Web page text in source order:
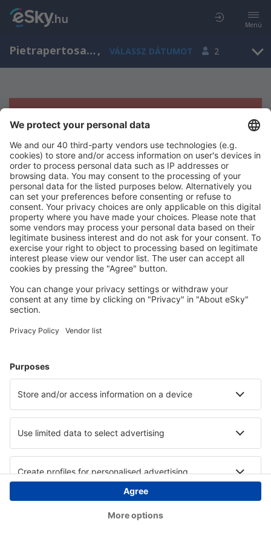
Menü
Pietrapertosa, Basilicata, Olaszország , VÁLASSZ DÁTUMOT 2
Sajnos semmilyen eredménnyel nem
szolgálhatunk.
Próbáld meg még egyszer más kritériumot kiválasztva
Copyright © eSky.hu Minden jog fenntartva.